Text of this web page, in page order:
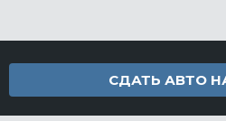
СДАТЬ АВТО